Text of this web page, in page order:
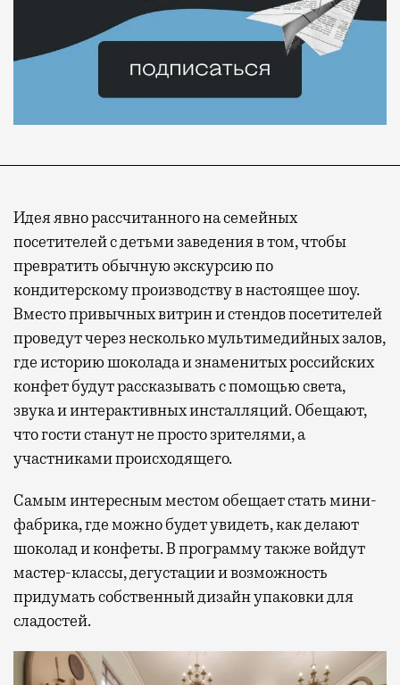
Идея явно рассчитанного на семейных
посетителей с детьми заведения в том, чтобы
превратить обычную экскурсию по
кондитерскому производству в настоящее шоу.
Вместо привычных витрин и стендов посетителей
проведут через несколько мультимедийных залов,
где историю шоколада и знаменитых российских
конфет будут рассказывать с помощью света,
звука и интерактивных инсталляций. Обещают,
что гости станут не просто зрителями, а
участниками происходящего.
Самым интересным местом обещает стать мини-
фабрика, где можно будет увидеть, как делают
шоколад и конфеты. В программу также войдут
мастер-классы, дегустации и возможность
придумать собственный дизайн упаковки для
сладостей.